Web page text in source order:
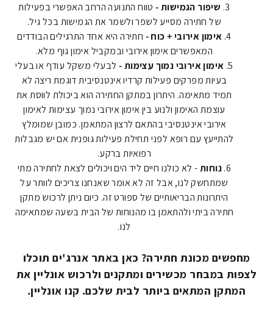
שיפור הגמישות -טווח התנועה הרחב האפשרי בפעילות
של חתירה מסייע לשפר ולשמר את הגמישות בכל גיל.
אימון אירובי + כוח - חתירה היא אחד התרגילים הבודדים
המאפשרים אימון אירובי ובמקביל אימון גוף מלא.
אימון אירובי נמוך עצימות - לבעלי משקל עודף או בעלי
בעיות מפרקים פעילות קרדיו אינטנסיבית דוגמת ריצה לא
תמיד מתאימה. היתרון במתקן החתירה הוא ביכולת לווסת את
עוצמת האימון ולנוע בין אימון אירובי נמוך עצימות לאימון
אירובי אינטנסיבי בהתאם לרצון המתאמן. כמובן שמומלץ
להתייעץ עם רופא לפני תחילת פעילות גופנית אם יש מגבלות
רפואיות ברקע.
נוחות- לא כולנו חיים ליד הים ויכולים לצאת לחתירה מתי
שמתחשק לנו, אבל זה לא אומר שאנחנו צריכים לוותר על
היתרונות הבריאותיים של ספורט זה. כיום ניתן לרכוש מתקן
חתירה ביתי ולהתאמן בו מהנוחות של הבית בשעה שמתאימה
לנו.
מחפשים מכונת חתירה? כאן באתר אנרג'ים תוכלו
לצפות במבחר מכשירים ומתקנים ולרכוש אונליין את
המתקן המתאים ביותר לבית שלכם. קנו אונליין.